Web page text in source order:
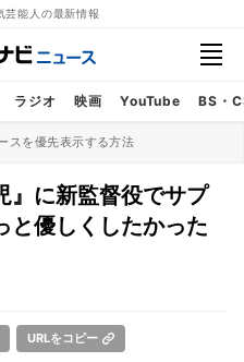
芸能人の最新情報
ラジオ 映画 YouTube BS・
スを優先表示する方法
』に新監督役でサプ
と優しくしたかった
URLをコピー